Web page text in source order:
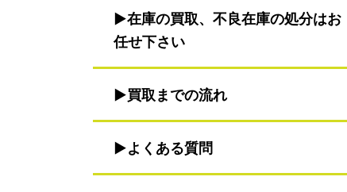
在庫の買取、不良在庫の処分はお
任せ下さい
買取までの流れ
よくある質問